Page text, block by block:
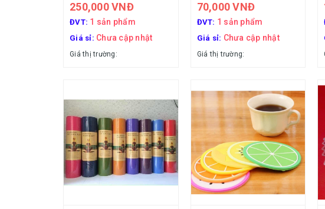
250,000 VNĐ
ĐVT: 1 sản phẩm
Giá sỉ: Chưa cập nhật
Giá thị trường:
70,000 VNĐ
ĐVT: 1 sản phẩm
Giá sỉ: Chưa cập nhật
Giá thị trường: